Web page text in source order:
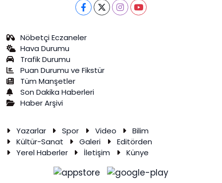
Nöbetçi Eczaneler
Hava Durumu
Trafik Durumu
Puan Durumu ve Fikstür
Tüm Manşetler
Son Dakika Haberleri
Haber Arşivi
Yazarlar Spor Video
Bilim
Kültür-Sanat
Galeri
Editörden
Yerel Haberler
İletişim Künye